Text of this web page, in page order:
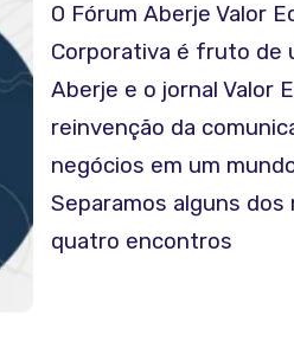
O Fórum Aberje Valor
Corporativa é fruto de
Aberje e o jornal Valor
reinvenção da
negócios em um
Separamos alguns
quatro encontros